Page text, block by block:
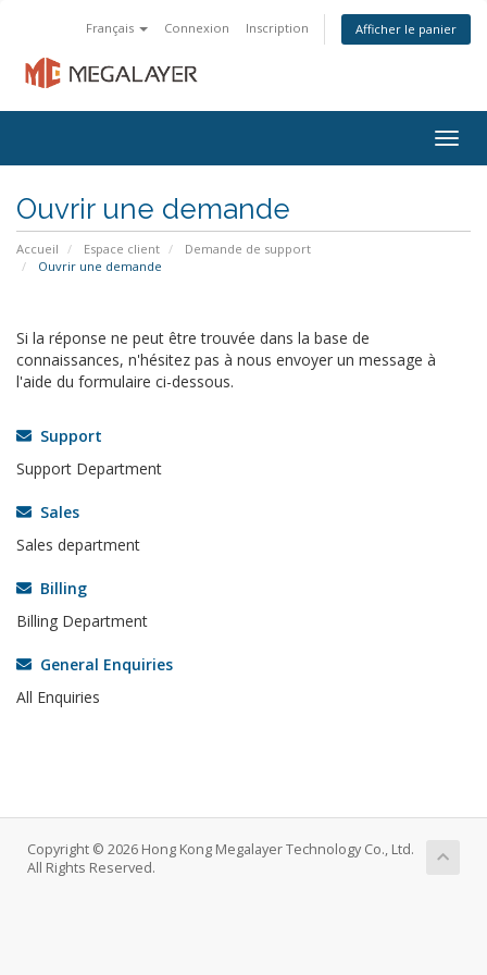
Français Connexion Inscription Afficher le panier
Ouvrir une demande
Accueil Espace client
Demande de support
Ouvrir une demande
Si la réponse ne peut être trouvée dans la base de
connaissances, n'hésitez pas à nous envoyer un message à
l'aide du formulaire ci-dessous.
Support
Support Department
Sales
Sales department
Billing
Billing Department
General Enquiries
All Enquiries
Copyright © 2026 Hong Kong Megalayer Technology Co., Ltd.
All Rights Reserved.